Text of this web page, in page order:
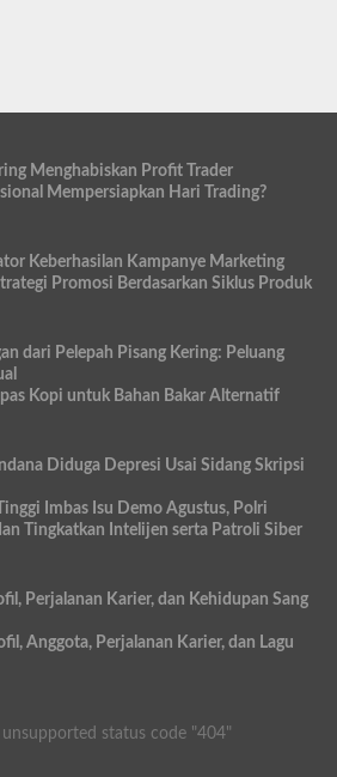
Menghabiskan Profit Trader
Mempersiapkan Hari Trading?
Keberhasilan Kampanye Marketing
Promosi Berdasarkan Siklus Produk
dari Pelepah Pisang Kering: Peluang
Kopi untuk Bahan Bakar Alternatif
Diduga Depresi Usai Sidang Skripsi
Imbas Isu Demo Agustus, Polri
Tingkatkan Intelijen serta Patroli Siber
Perjalanan Karier, dan Kehidupan Sang
Anggota, Perjalanan Karier, dan Lagu
unsupported status code "404"